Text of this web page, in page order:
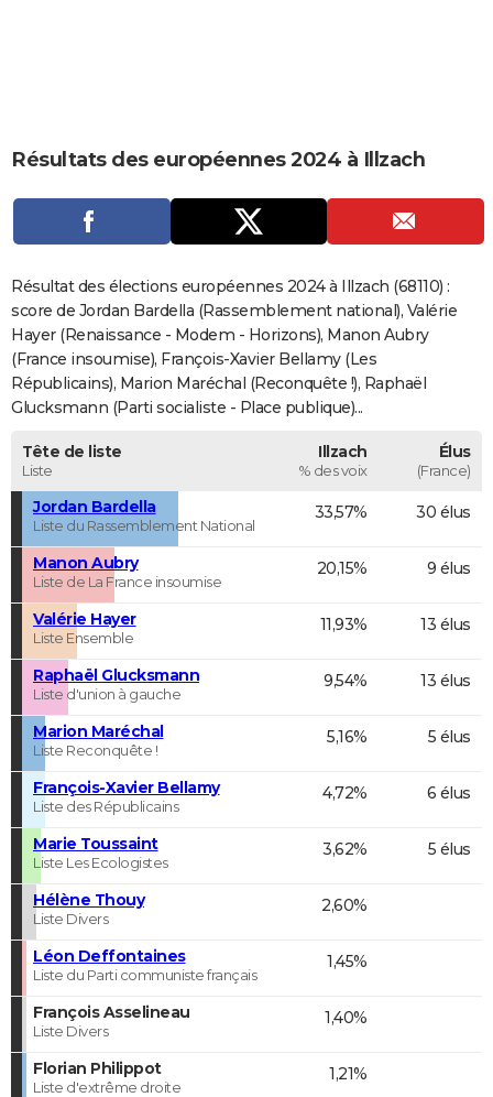
CARTE DE VOEUX
Carte de Noël
Carte Bonne année
Carte Saint-Valentin
Carte Pâques
Carte d'anniversaire
DICTIONNAIRE
Dictionnaire
Biographies
Citations
Expressions
Proverbes
PROGRAMME TV
COPAINS D'AVANT
S'inscrire
Se connecter
Lycées
Collèges
Primaires
Universités
Entreprises
Service militaire
Avis de recherche
AVIS DE DÉCÈS
FORUM
Résultats des européennes 2024 à Illzach
Résultat des élections européennes 2024 à Illzach (68110) :
score de Jordan Bardella (Rassemblement national), Valérie
Hayer (Renaissance - Modem - Horizons), Manon Aubry
(France insoumise), François-Xavier Bellamy (Les
Républicains), Marion Maréchal (Reconquête !), Raphaël
Glucksmann (Parti socialiste - Place publique)...
Tête de liste
Liste
Illzach
% des voix
Élus
(France)
Jordan Bardella
Liste du Rassemblement National
33,57% 30 élus
Manon Aubry
Liste de La France insoumise
20,15% 9 élus
Valérie Hayer
Liste Ensemble
11,93% 13 élus
Raphaël Glucksmann
Liste d'union à gauche
9,54% 13 élus
Marion Maréchal
Liste Reconquête !
5,16% 5 élus
François-Xavier Bellamy
Liste des Républicains
4,72% 6 élus
Marie Toussaint
Liste Les Ecologistes
3,62% 5 élus
Hélène Thouy
Liste Divers
2,60%
Léon Deffontaines
Liste du Parti communiste français
1,45%
François Asselineau
Liste Divers
1,40%
Florian Philippot
Liste d'extrême droite
1,21%